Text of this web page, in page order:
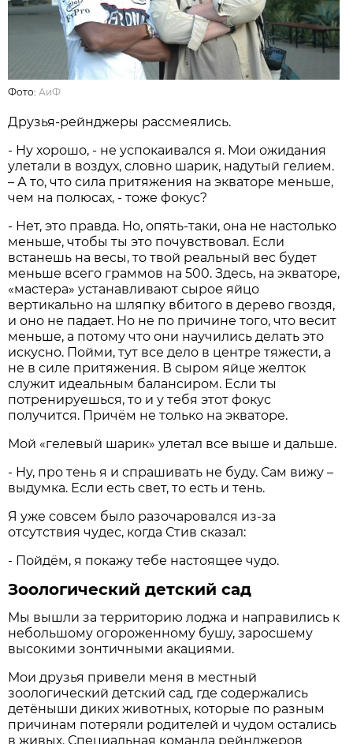
Фото: АиФ
Друзья-рейнджеры рассмеялись.
- Ну хорошо, - не успокаивался я. Мои ожидания
улетали в воздух, словно шарик, надутый гелием.
– А то, что сила притяжения на экваторе меньше,
чем на полюсах, - тоже фокус?
- Нет, это правда. Но, опять-таки, она не настолько
меньше, чтобы ты это почувствовал. Если
встанешь на весы, то твой реальный вес будет
меньше всего граммов на 500. Здесь, на экваторе,
«мастера» устанавливают сырое яйцо
вертикально на шляпку вбитого в дерево гвоздя,
и оно не падает. Но не по причине того, что весит
меньше, а потому что они научились делать это
искусно. Пойми, тут все дело в центре тяжести, а
не в силе притяжения. В сыром яйце желток
служит идеальным балансиром. Если ты
потренируешься, то и у тебя этот фокус
получится. Причём не только на экваторе.
Мой «гелевый шарик» улетал все выше и дальше.
- Ну, про тень я и спрашивать не буду. Сам вижу –
выдумка. Если есть свет, то есть и тень.
Я уже совсем было разочаровался из-за
отсутствия чудес, когда Стив сказал:
- Пойдём, я покажу тебе настоящее чудо.
Зоологический детский сад
Мы вышли за территорию лоджа и направились к
небольшому огороженному бушу, заросшему
высокими зонтичными акациями.
Мои друзья привели меня в местный
зоологический детский сад, где содержались
детёныши диких животных, которые по разным
причинам потеряли родителей и чудом остались
в живых. Специальная команда рейнджеров